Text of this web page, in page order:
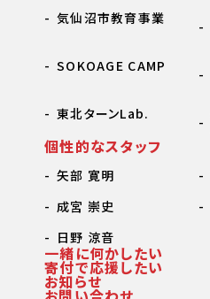
気仙沼市教育事業
SOKOAGE CAMP
東北ターンLab.
個性的なスタッフ
矢部 寛明
成宮 崇史
日野 涼音
一緒に何かしたい
寄付で応援したい
お知らせ